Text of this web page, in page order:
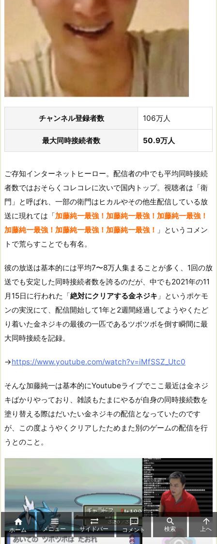
チャンネル登録者数 106万人
最大同時接続者数 50.9万人
ご存知インターネットヒーロー。配信者の中でも平均同時接続
者数ではおそらくコレコレに次いで国内トップ。視聴者は「衛
門」と呼ばれ、一部の衛門はヒカルやその他生配信している放
送に現れては「加藤純一最強！加藤純一最強！加藤純一最強！
加藤純一最強！加藤純一最強！加藤純一最強！ 」というコメン
トで荒らすことでも有名。
彼の放送は基本的には平均7〜8万人集まることが多く、1回の放
送でも安定した同時接続者数を誇るのだが、中でも2021年の11
月15日に行われた「絶対にクリアする金ネジキ 」というポケモ
ンの実況にて、配信開始して1年と2週間経過してようやくたど
り着いた金ネジキの最後の一匹であるツボツボを倒す瞬間に最
大同時接続を記録。
→https://www.youtube.com/watch?v=iMfSSZ_Utc0
そんな加藤純一は基本的にYoutubeライブでここ最近は金ネジ
キばかりやっており、雑談もたまにやるが自身の同時接続数を
塗り替える際はだいたい金ネジキの配信となっていたのです
が、この度ようやくクリアしたためまた別のゲームの配信を行
うとのこと。

ホーム

メニュー

サイドバー

コメント

検索

上へ